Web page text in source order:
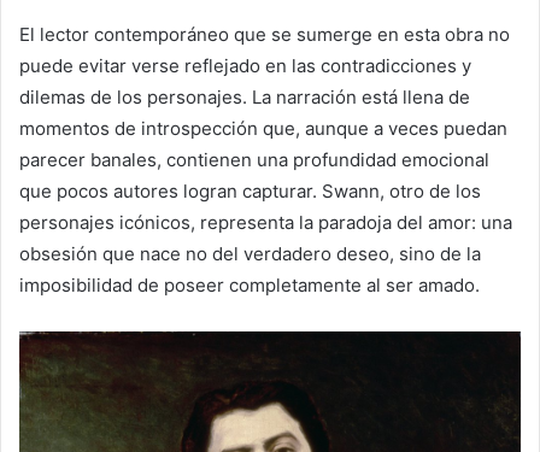
El lector contemporáneo que se sumerge en esta obra no
puede evitar verse reflejado en las contradicciones y
dilemas de los personajes. La narración está llena de
momentos de introspección que, aunque a veces puedan
parecer banales, contienen una profundidad emocional
que pocos autores logran capturar. Swann, otro de los
personajes icónicos, representa la paradoja del amor: una
obsesión que nace no del verdadero deseo, sino de la
imposibilidad de poseer completamente al ser amado.